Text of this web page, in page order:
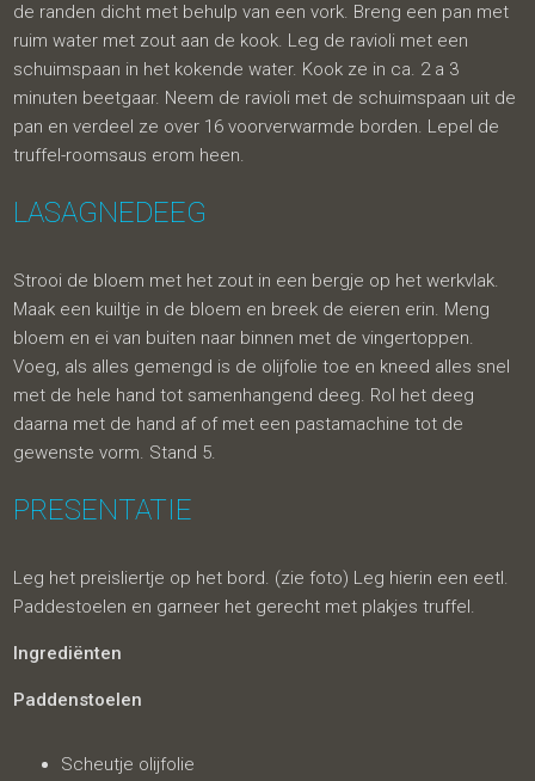
de randen dicht met behulp van een vork. Breng een pan met
ruim water met zout aan de kook. Leg de ravioli met een
schuimspaan in het kokende water. Kook ze in ca. 2 a 3
minuten beetgaar. Neem de ravioli met de schuimspaan uit de
pan en verdeel ze over 16 voorverwarmde borden. Lepel de
truffel-roomsaus erom heen.
LASAGNEDEEG
Strooi de bloem met het zout in een bergje op het werkvlak.
Maak een kuiltje in de bloem en breek de eieren erin. Meng
bloem en ei van buiten naar binnen met de vingertoppen.
Voeg, als alles gemengd is de olijfolie toe en kneed alles snel
met de hele hand tot samenhangend deeg. Rol het deeg
daarna met de hand af of met een pastamachine tot de
gewenste vorm. Stand 5.
PRESENTATIE
Leg het preisliertje op het bord. (zie foto) Leg hierin een eetl.
Paddestoelen en garneer het gerecht met plakjes truffel.
Ingrediënten
Paddenstoelen
Scheutje olijfolie